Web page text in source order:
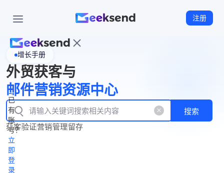
注册
页
WhatsApp
企业号
New
产
品
功
能
产
品
价
格
资
源
中
心
立
即
注
册
已
有
账
号？
立
即
登
录
增长手册
外贸获客与
邮件营销资源中心
搜索
获客验证营销管理留存